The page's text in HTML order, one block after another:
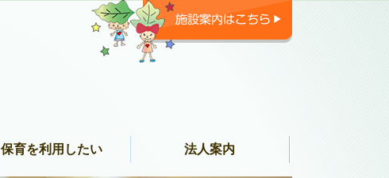
保育を利用したい 法人案内